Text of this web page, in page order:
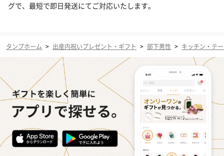
グで、最短で即日発送にてご対応いたします。
タンプホーム > 出産内祝いプレゼント・ギフト > 部下男性 > キッチン・テ